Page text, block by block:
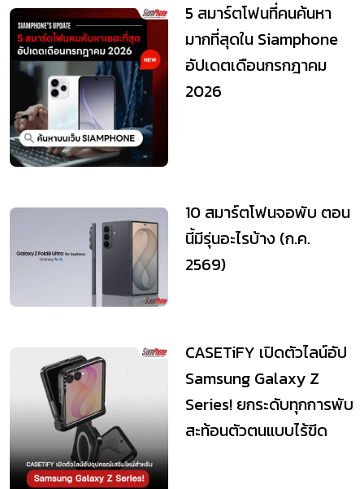
5 สมาร์ตโฟนที่คนค้นหา
มากที่สุดใน Siamphone
อัปเดตเดือนกรกฎาคม
2026
10 สมาร์ตโฟนจอพับ ตอน
นี้มีรุ่นอะไรบ้าง (ก.ค.
2569)
CASETiFY เปิดตัวไลน์อัป
Samsung Galaxy Z
Series! ยกระดับทุกการพับ
สะท้อนตัวตนแบบไร้ขีด